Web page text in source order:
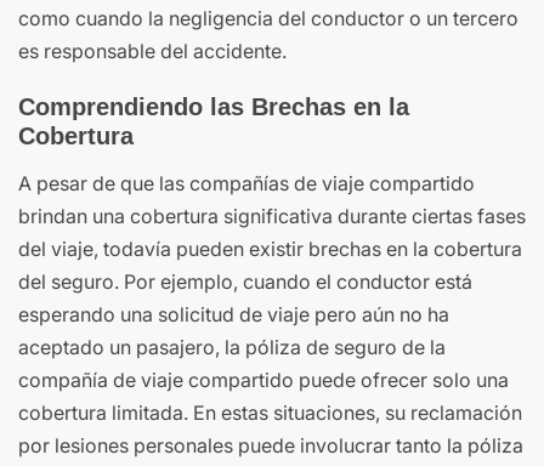
como cuando la negligencia del conductor o un tercero
es responsable del accidente.
Comprendiendo las Brechas en la
Cobertura
A pesar de que las compañías de viaje compartido
brindan una cobertura significativa durante ciertas fases
del viaje, todavía pueden existir brechas en la cobertura
del seguro. Por ejemplo, cuando el conductor está
esperando una solicitud de viaje pero aún no ha
aceptado un pasajero, la póliza de seguro de la
compañía de viaje compartido puede ofrecer solo una
cobertura limitada. En estas situaciones, su reclamación
por lesiones personales puede involucrar tanto la póliza